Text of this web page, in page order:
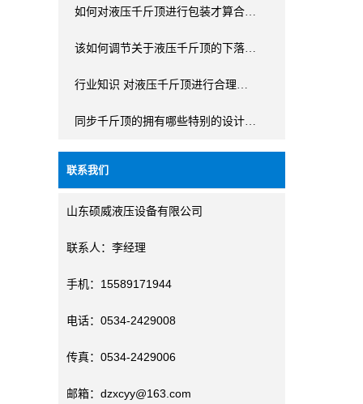
如何对液压千斤顶进行包装才算合…
该如何调节关于液压千斤顶的下落…
行业知识 对液压千斤顶进行合理…
同步千斤顶的拥有哪些特别的设计…
联系我们
山东硕威液压设备有限公司
联系人：李经理
手机：15589171944
电话：0534-2429008
传真：0534-2429006
邮箱：dzxcyy@163.com